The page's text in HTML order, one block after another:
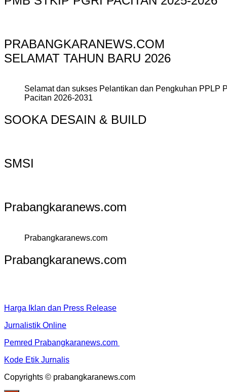
PRABANGKARANEWS.COM
SELAMAT TAHUN BARU 2026
Selamat dan sukses Pelantikan dan Pengkuhan PPLP
Pacitan 2026-2031
SOOKA DESAIN & BUILD
SMSI
Prabangkaranews.com
Prabangkaranews.com
Prabangkaranews.com
Harga Iklan dan Press Release
Jurnalistik Online
Pemred Prabangkaranews.com
Kode Etik Jurnalis
Copyrights © prabangkaranews.com